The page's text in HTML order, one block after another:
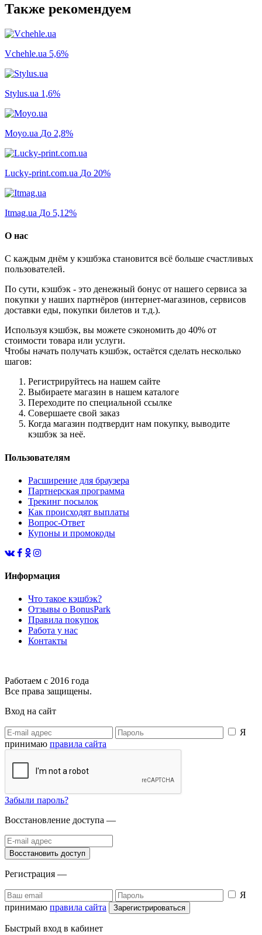
Также рекомендуем
Vchehle.ua 5,6%
Stylus.ua 1,6%
Moyo.ua До 2,8%
Lucky-print.com.ua До 20%
Itmag.ua До 5,12%
О нас
С каждым днём у кэшбэка становится всё больше счастливых
пользователей.
По сути, кэшбэк - это денежный бонус от нашего сервиса за
покупки у наших партнёров (интернет-магазинов, сервисов
доставки еды, покупки билетов и т.д.).
Используя кэшбэк, вы можете сэкономить до 40% от
стоимости товара или услуги.
Чтобы начать получать кэшбэк, остаётся сделать несколько
шагов:
Регистрируйтесь на нашем сайте
Выбираете магазин в нашем каталоге
Переходите по специальной ссылке
Совершаете свой заказ
Когда магазин подтвердит нам покупку, выводите
кэшбэк за неё.
Пользователям
Расширение для браузера
Партнерская программа
Трекинг посылок
Как происходят выплаты
Вопрос-Ответ
Купоны и промокоды
Информация
Что такое кэшбэк?
Отзывы о BonusPark
Правила покупок
Работа у нас
Контакты
Работаем с 2016 года
Все права защищены.
Вход на сайт
Я
принимаю правила сайта
Забыли пароль?
Восстановление доступа —
Регистрация —
Я
принимаю правила сайта
Быстрый вход в кабинет